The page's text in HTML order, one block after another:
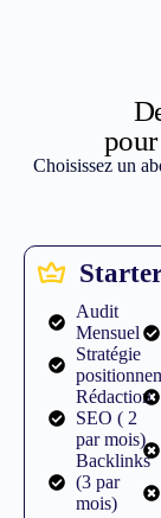
pour
Choisissez un
Audit
Mensuel
Stratégie
Rédaction
SEO ( 2
par mois)
Backlinks
(3 par
mois)